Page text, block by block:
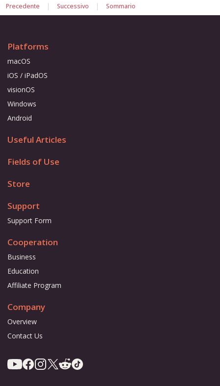
Precedente | Successivo | Sommario
Platforms
macOS
iOS / iPadOS
visionOS
Windows
Android
Useful Articles
Fields of Use
Store
Support
Support Form
Cooperation
Business
Education
Affiliate Program
Company
Overview
Contact Us